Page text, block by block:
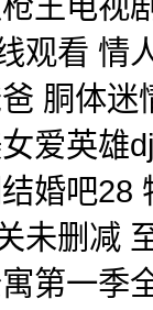
观看 情
胴体
爱英雄
婚吧28
未删减
第一季